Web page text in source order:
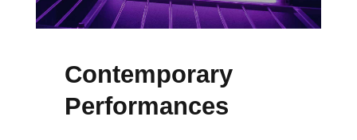
Contemporary
Performances